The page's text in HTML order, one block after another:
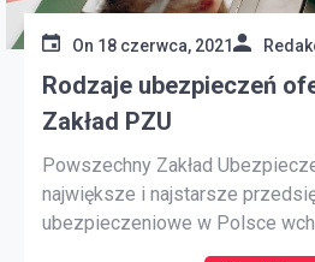
On 18 czerwca, 2021
Rodzaje ubezpieczeń
Zakład PZU
Powszechny Zakład
największe i najstarsze
ubezpieczeniowe w Polsce
grupy kapitałowej PZU. Firma